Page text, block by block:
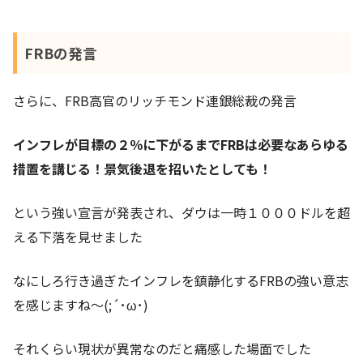
FRBの発言
さらに、FRB高官のリッチモンド連銀総裁の発言
インフレが目標の２％に下がるまでFRBは必要なあらゆる
措置を講じる！景気後退を招いたとしても！
という強い宣言が発表され、ダウは一時１０００ドルを超
える下落を見せました
なにしろ行き過ぎたインフレを鎮静化するFRBの強い意志
を感じますね～(;´･ω･)
それくらい現状が異常なのだと痛感した場面でした